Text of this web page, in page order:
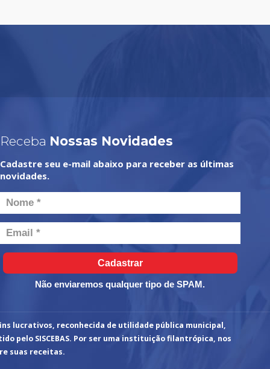
Receba Nossas Novidades
Cadastre seu e-mail abaixo para receber as últimas
novidades.
Cadastrar
Não enviaremos qualquer tipo de SPAM.
lucrativos, reconhecida de utilidade pública municipal,
pelo SISCEBAS. Por ser uma instituição filantrópica, nos
suas receitas.